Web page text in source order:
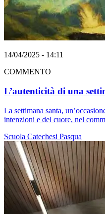
14/04/2025 - 14:11
COMMENTO
L’autenticità di una
La settimana santa,
intenzioni e del cuore, nel
Scuola Catechesi Pasqua